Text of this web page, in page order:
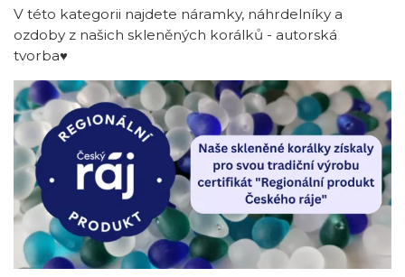
V této kategorii najdete náramky, náhrdelníky a
ozdoby z našich skleněných korálků - autorská
tvorba♥